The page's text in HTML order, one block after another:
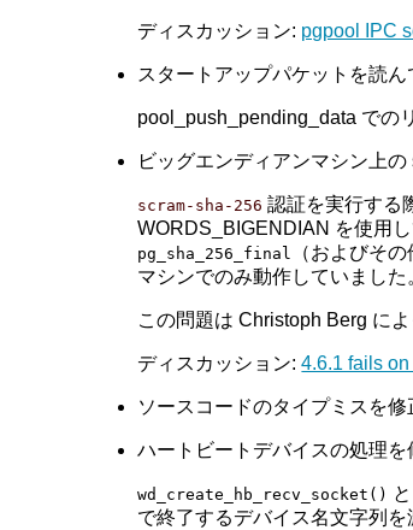
ディスカッション: pgpool IPC
スタートアップパケットを読
pool_push_pending_data での
ビッグエンディアンマシン上
scram-sha-256 認証を実行する
WORDS_BIGENDIAN を使用
pg_sha_256_final （およびそ
マシンでのみ動作していまし
この問題は Christoph Berg に
ディスカッション:4.6.1 fails
ソースコードのタイプミスを
ハートビートデバイスの処理
wd_create_hb_recv_socket()
で終了するデバイス名文字列を